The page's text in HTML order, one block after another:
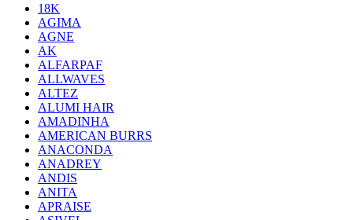
18K
AGIMA
AGNE
AK
ALFARPAF
ALLWAVES
ALTEZ
ALUMI HAIR
AMADINHA
AMERICAN BURRS
ANACONDA
ANADREY
ANDIS
ANITA
APRAISE